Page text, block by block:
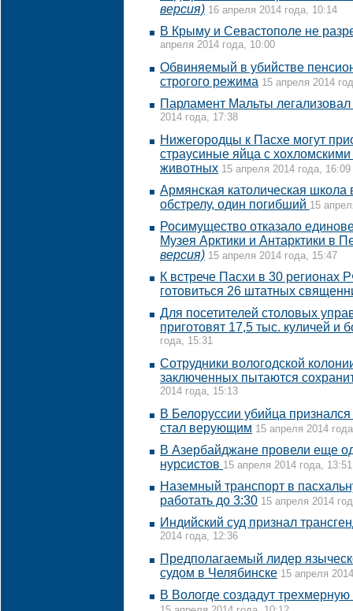
версия) 16 апреля 2014 года, 10:14
В Крыму и Севастополе не
апреля 2014 года, 10:00
Обвиняемый в убийстве
строгого режима 15 апреля 2014
Парламент Мальты
2014 года, 17:38
Нижегородцы к Пасхе могут
страусиные яйца с
животных 15 апреля 2014 года, 16:09
Армянская католическая школа
обстрелу, один погибший 15
Росимущество отказало
Музея Арктики и Антарктики в
версия) 15 апреля 2014 года, 15:47
К встрече Пасхи в 30 регионах
готовиться 26 штатных
Для посетителей столовых
приготовят 17,5 тыс. куличей и
года, 15:31
Сотрудники вологодской
заключенных пытаются
2014 года, 15:13
В Белоруссии убийца
стал верующим 15 апреля 2014
В Азербайджане провели еще
нурсистов 15 апреля 2014 года, 13:51
Наземный транспорт в
работать до 3:30 15 апреля 2014
Индийский суд признал
2014 года, 12:36
Предполагаемый лидер
судом в Челябинске 15 апреля
В Вологде создадут